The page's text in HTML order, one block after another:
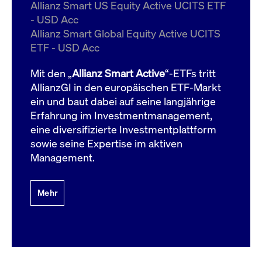
Allianz Smart US Equity Active UCITS ETF
- USD Acc
Allianz Smart Global Equity Active UCITS
ETF - USD Acc
Mit den „Allianz Smart Active“-ETFs tritt
AllianzGI in den europäischen ETF-Markt
ein und baut dabei auf seine langjährige
Erfahrung im Investmentmanagement,
eine diversifizierte Investmentplattform
sowie seine Expertise im aktiven
Management.
Mehr
ApplicationGatewayAffinityCORS
boerse.com
Domain
bis